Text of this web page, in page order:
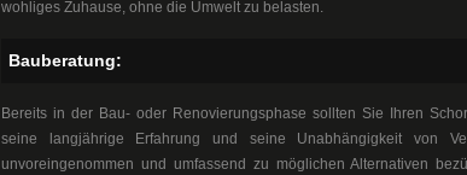
wohliges Zuhause, ohne die Umwelt zu belasten.
Bauberatung:
Bereits in der Bau- oder Renovierungsphase sollten Sie Ihren
seine langjährige Erfahrung und seine Unabhängigkeit von
unvoreingenommen und umfassend zu möglichen Alternativen